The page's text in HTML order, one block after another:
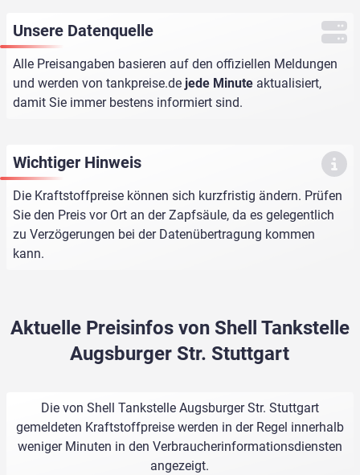
Unsere Datenquelle
Alle Preisangaben basieren auf den offiziellen Meldungen
und werden von tankpreise.de jede Minute aktualisiert,
damit Sie immer bestens informiert sind.
Wichtiger Hinweis
Die Kraftstoffpreise können sich kurzfristig ändern. Prüfen
Sie den Preis vor Ort an der Zapfsäule, da es gelegentlich
zu Verzögerungen bei der Datenübertragung kommen
kann.
Aktuelle Preisinfos von Shell Tankstelle
Augsburger Str. Stuttgart
Die von Shell Tankstelle Augsburger Str. Stuttgart
gemeldeten Kraftstoffpreise werden in der Regel innerhalb
weniger Minuten in den Verbraucherinformationsdiensten
angezeigt.